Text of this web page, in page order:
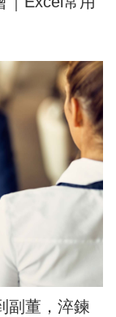
副董，淬鍊